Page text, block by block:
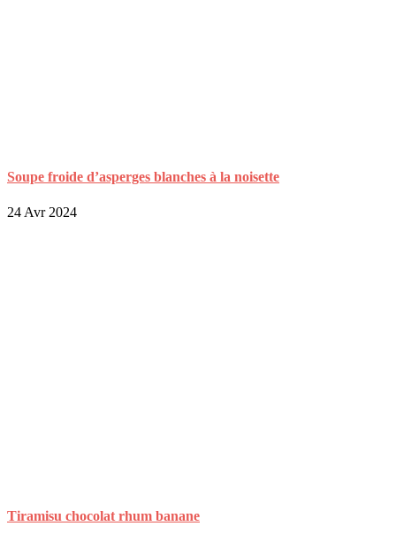
Soupe froide d’asperges blanches à la noisette
24 Avr 2024
Tiramisu chocolat rhum banane